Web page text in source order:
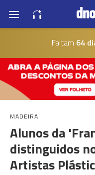
Faltam 64
MADEIRA
Alunos da
distinguidos
Artistas